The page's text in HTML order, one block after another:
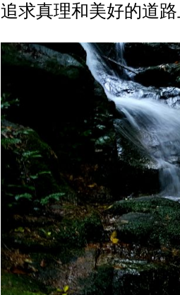
追求真理和美好的道